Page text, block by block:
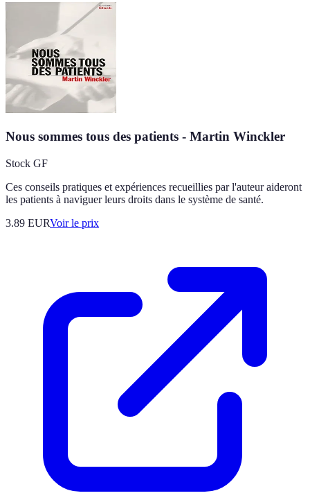
Nous sommes tous des patients - Martin Winckler
Stock GF
Ces conseils pratiques et expériences recueillies par l'auteur aideront
les patients à naviguer leurs droits dans le système de santé.
3.89 EURVoir le prix